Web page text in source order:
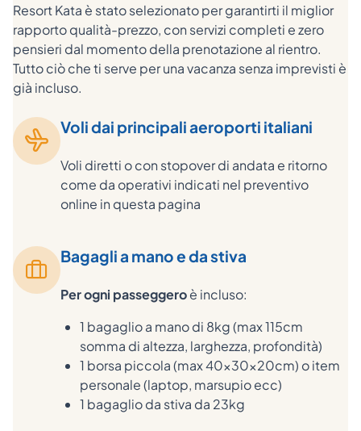
Resort Kata è stato selezionato per garantirti il miglior
rapporto qualità-prezzo, con servizi completi e zero
pensieri dal momento della prenotazione al rientro.
Tutto ciò che ti serve per una vacanza senza imprevisti è
già incluso.
Voli dai principali aeroporti italiani
Voli diretti o con stopover di andata e ritorno
come da operativi indicati nel preventivo
online in questa pagina
Bagagli a mano e da stiva
Per ogni passeggeroè incluso:
1 bagaglio a mano di 8kg (max 115cm
somma di altezza, larghezza, profondità)
1 borsa piccola (max 40x30x20cm) o item
personale (laptop, marsupio ecc)
1 bagaglio da stiva da 23kg